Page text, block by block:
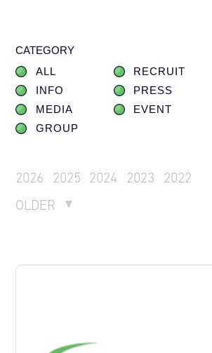
CATEGORY
ALL
RECRUIT
INFO
PRESS
MEDIA
EVENT
GROUP
2026 2025 2024 2023
2022
OLDER